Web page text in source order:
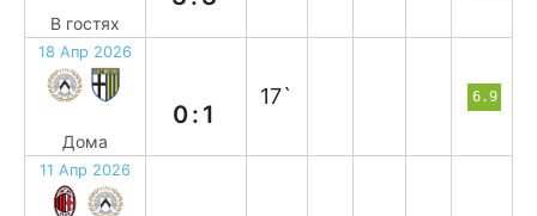
В гостях
18 Апр 2026
Дома
0:1
17` 6.9
11 Апр 2026